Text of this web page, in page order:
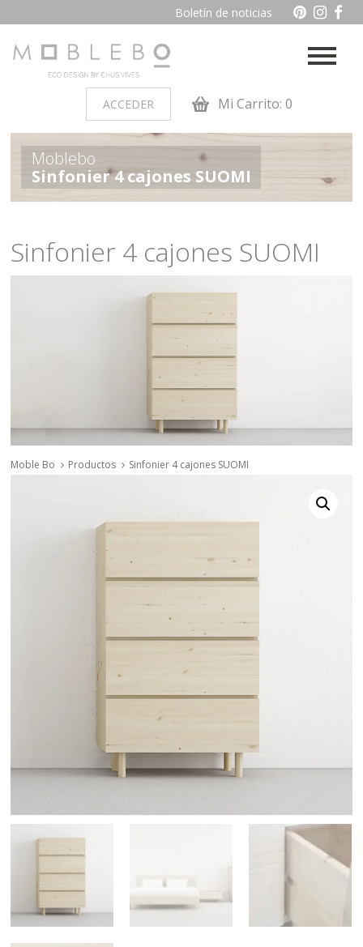
Boletín de noticias
ACCEDER Mi Carrito: 0
PRODUCTOS POR AMBIENTES
Auxiliares Baño
Muebles de dormitorio de
Moblebo
Sinfonier 4 cajones SUOMI
Sinfonier 4 cajones SUOMI
Moble Bo Productos Sinfonier 4 cajones SUOMI